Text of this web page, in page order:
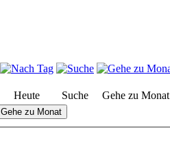
Heute Suche Gehe zu Monat
Gehe zu Monat